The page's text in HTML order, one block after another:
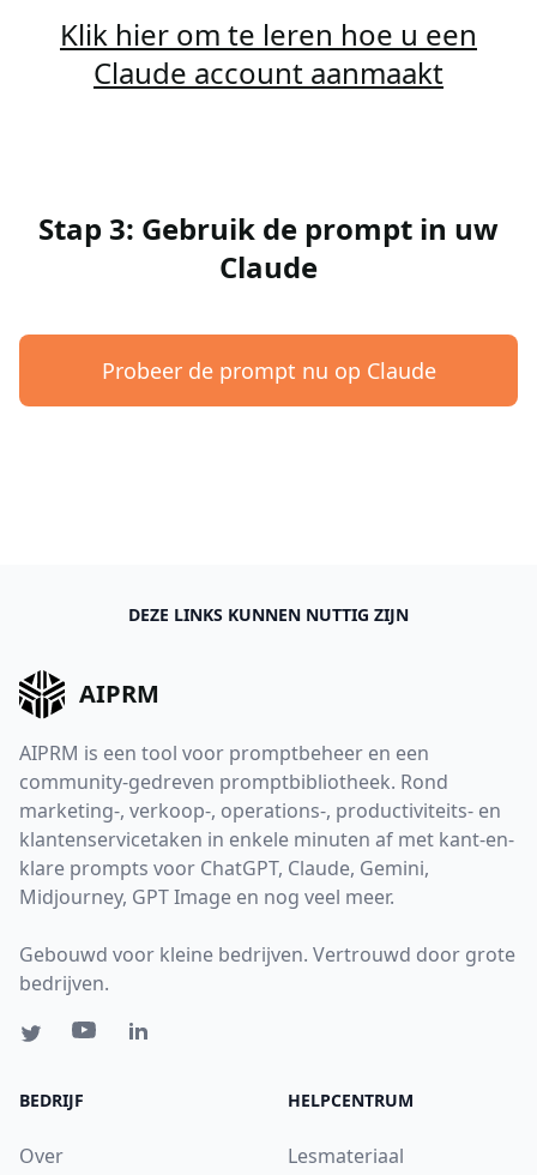
Klik hier om te leren hoe u een
Claude account aanmaakt
Stap 3: Gebruik de prompt in uw
Claude
Probeer de prompt nu op Claude
DEZE LINKS KUNNEN NUTTIG ZIJN
AIPRM
AIPRM is een tool voor promptbeheer en een
community-gedreven promptbibliotheek. Rond
marketing-, verkoop-, operations-, productiviteits- en
klantenservicetaken in enkele minuten af met kant-en-
klare prompts voor ChatGPT, Claude, Gemini,
Midjourney, GPT Image en nog veel meer.
Gebouwd voor kleine bedrijven. Vertrouwd door grote
bedrijven.
BEDRIJF
Over
HELPCENTRUM
Lesmateriaal